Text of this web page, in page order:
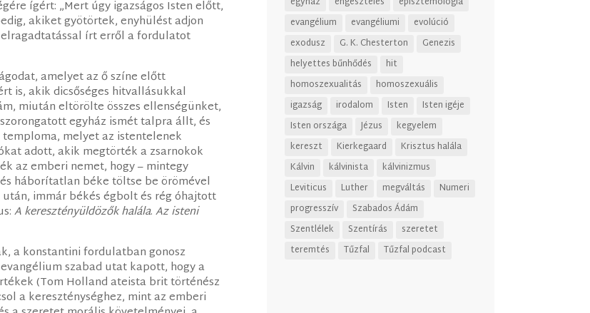
ígért: „Mert úgy igazságos Isten előtt,
akiket gyötörtek, enyhülést adjon
írt erről a fordulatot
amelyet az ő színe előtt
is, akik dicsőséges hitvallásukkal
miután eltörölte összes ellenségünket,
egyház ismét talpra állt, és
melyet az istentelenek
adott, akik megtörték a zsarnokok
az emberi nemet, hogy – mintegy
háborítatlan béke töltse be örömével
után, immár békés égbolt és rég óhajtott
A keresztényüldözők halála.Az isteni
a konstantini fordulatban gonosz
szabad utat kapott, hogy a
(Tom Holland ateista brit történész
a kereszténységhez, mint az emberi
evangélium
evangéliumi
evolúció
exodusz
G. K. Chesterton
Genezis
helyettes bűnhődés
hit
homoszexualitás
homoszexuális
igazság
irodalom Isten
Isten igéje
Isten országa
Jézus
kegyelem
kereszt
Kierkegaard
Krisztus halála
Kálvin
kálvinista
kálvinizmus
Leviticus
Luther megváltás
Numeri
progresszív
Szabados Ádám
Szentlélek
Szentírás
szeretet
teremtés
Tűzfal Tűzfal podcast